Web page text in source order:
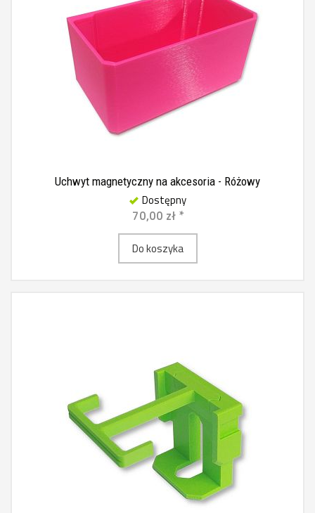
Uchwyt magnetyczny na akcesoria - Różowy
Dostępny
70,00 zł *
Do koszyka